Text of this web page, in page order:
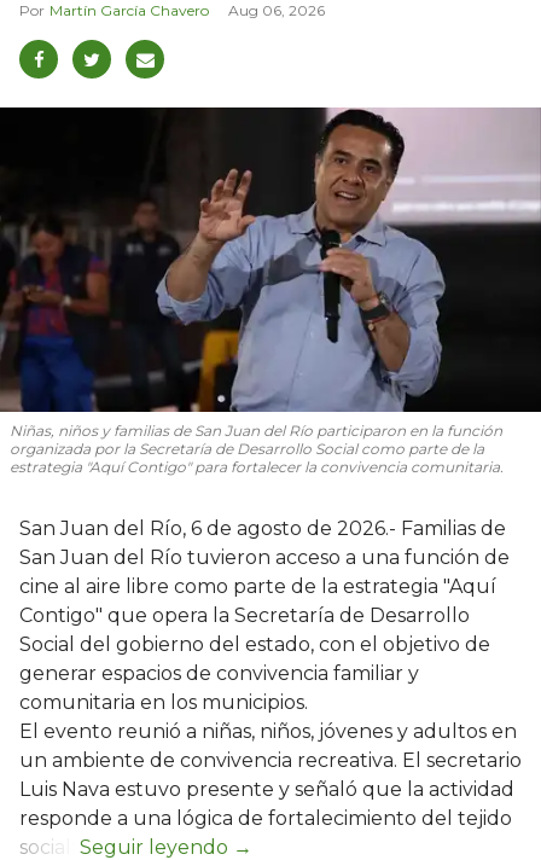
Martín García Chavero Aug 06, 2026
Niñas, niños y familias de San Juan del Río participaron en la función
organizada por la Secretaría de Desarrollo Social como parte de la
estrategia "Aquí Contigo" para fortalecer la convivencia comunitaria.
San Juan del Río, 6 de agosto de 2026.- Familias de
San Juan del Río tuvieron acceso a una función de
cine al aire libre como parte de la estrategia "Aquí
Contigo" que opera la Secretaría de Desarrollo
Social del gobierno del estado, con el objetivo de
generar espacios de convivencia familiar y
comunitaria en los municipios.
El evento reunió a niñas, niños, jóvenes y adultos en
un ambiente de convivencia recreativa. El secretario
Luis Nava estuvo presente y señaló que la actividad
responde a una lógica de fortalecimiento del tejido
social: